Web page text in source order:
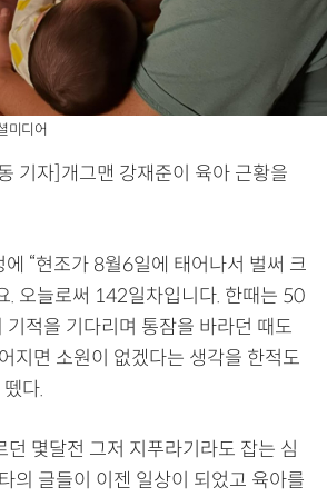
미디어
기자]개그맨 강재준이 육아 근황을
“현조가 8월6일에 태어나서 벌써 크
. 오늘로써 142일차입니다. 한때는 50
적을 기다리며 통잠을 바라던 때도
지면 소원이 없겠다는 생각을 한적도
다.
던 몇달전 그저 지푸라기라도 잡는 심
의 글들이 이젠 일상이 되었고 육아를